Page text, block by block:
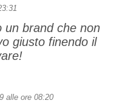
un brand che non
giusto finendo il
alle ore 08:20